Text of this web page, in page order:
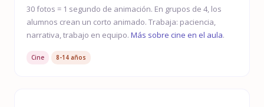
30 fotos = 1 segundo de animación. En grupos de 4, los
alumnos crean un corto animado. Trabaja: paciencia,
narrativa, trabajo en equipo. Más sobre cine en el aula.
Cine 8-14 años